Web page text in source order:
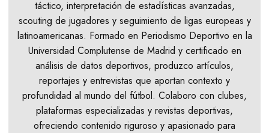
táctico, interpretación de estadísticas avanzadas,
scouting de jugadores y seguimiento de ligas europeas y
latinoamericanas. Formado en Periodismo Deportivo en la
Universidad Complutense de Madrid y certificado en
análisis de datos deportivos, produzco artículos,
reportajes y entrevistas que aportan contexto y
profundidad al mundo del fútbol. Colaboro con clubes,
plataformas especializadas y revistas deportivas,
ofreciendo contenido riguroso y apasionado para